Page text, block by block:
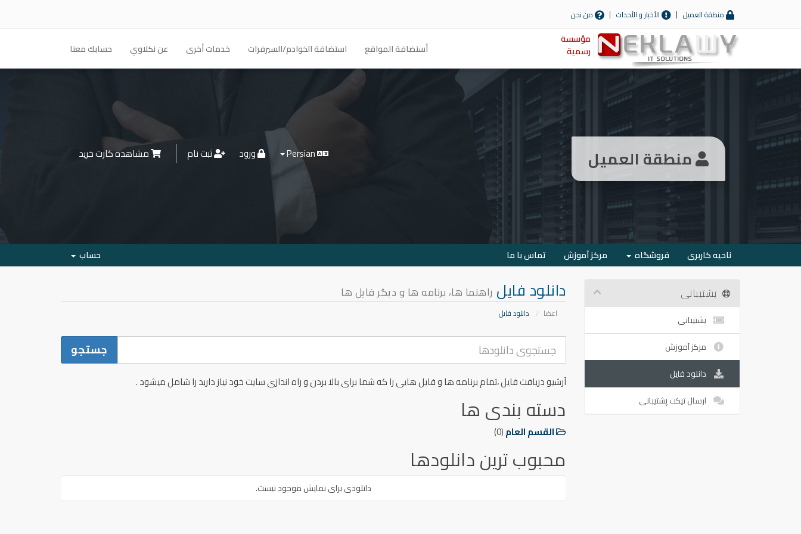
منطقة العميل الأخبار و الأحداث من نحن
مؤسسة
رسمية
أستضافة المواقع استضافة الخوادم/السيرفرات خدمات أخرى عن نكلاوي حسابك معنا
منطقة العميل ورود ثبت نام مشاهده کارت خرید
ناحیه کاربری فروشگاه مرکز آموزش تماس با ما حساب
دانلود فایل راهنما ها، برنامه ها و دیگر فایل ها
اعضا دانلود فایل
آرشیو دریافت فایل ،تمام برنامه ها و فایل هایی را که شما برای بالا بردن و راه اندازی سایت خود نیاز دارید را شامل میشود .
دسته بندی ها
القسم العام(0)
محبوب ترین دانلودها
دانلودی برای نمایش موجود نیست.
پشتیبانی
پشتیبانی
مرکز آموزش
دانلود فایل
ارسال تیکت پشتیبانی